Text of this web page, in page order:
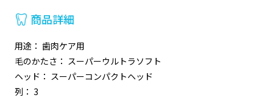
商品詳細
用途： 歯肉ケア用
毛のかたさ： スーパーウルトラソフト
ヘッド： スーパーコンパクトヘッド
列： 3